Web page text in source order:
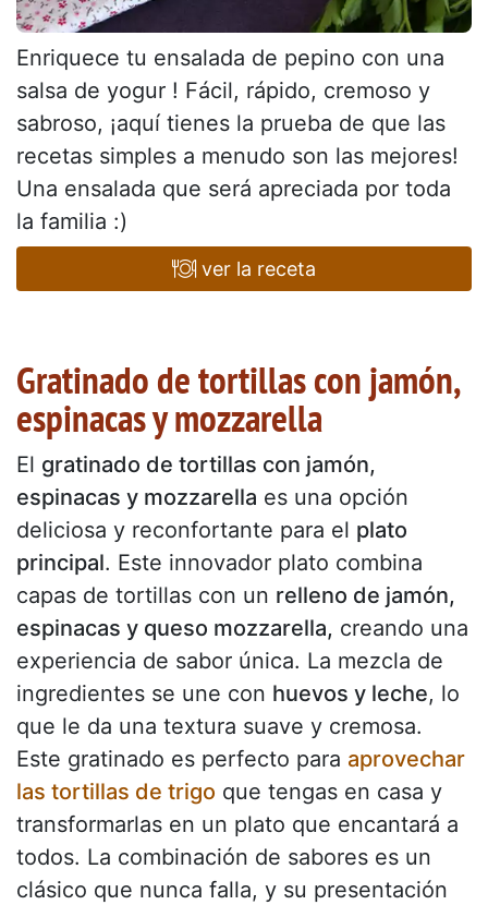
Enriquece tu ensalada de pepino con una
salsa de yogur ! Fácil, rápido, cremoso y
sabroso, ¡aquí tienes la prueba de que las
recetas simples a menudo son las mejores!
Una ensalada que será apreciada por toda
la familia :)
ver la receta
Gratinado de tortillas con jamón,
espinacas y mozzarella
El gratinado de tortillas con jamón,
espinacas y mozzarella es una opción
deliciosa y reconfortante para el plato
principal. Este innovador plato combina
capas de tortillas con un relleno de jamón,
espinacas y queso mozzarella, creando una
experiencia de sabor única. La mezcla de
ingredientes se une con huevos y leche, lo
que le da una textura suave y cremosa.
Este gratinado es perfecto para aprovechar
las tortillas de trigo que tengas en casa y
transformarlas en un plato que encantará a
todos. La combinación de sabores es un
clásico que nunca falla, y su presentación